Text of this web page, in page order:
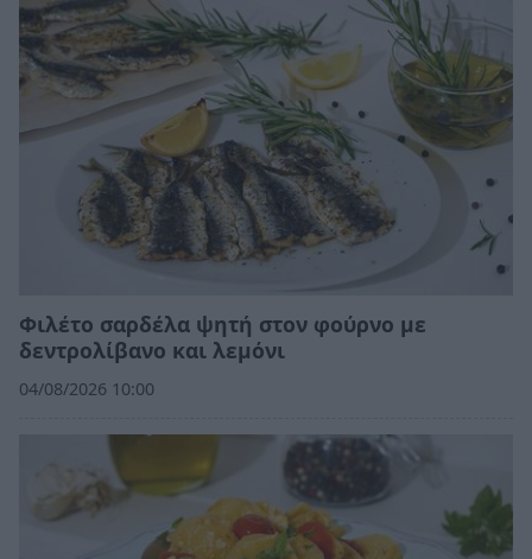
Φιλέτο σαρδέλα ψητή στον φούρνο με
δεντρολίβανο και λεμόνι
04/08/2026 10:00